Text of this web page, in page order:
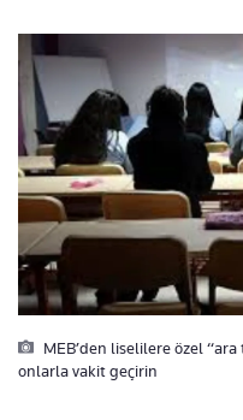
MEB’den liselilere özel
onlarla vakit geçirin